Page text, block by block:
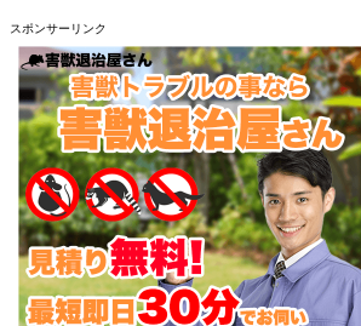
スポンサーリンク